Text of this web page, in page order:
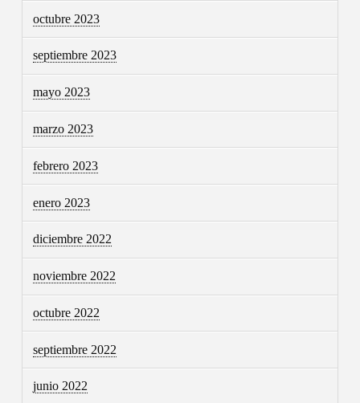
octubre 2023
septiembre 2023
mayo 2023
marzo 2023
febrero 2023
enero 2023
diciembre 2022
noviembre 2022
octubre 2022
septiembre 2022
junio 2022